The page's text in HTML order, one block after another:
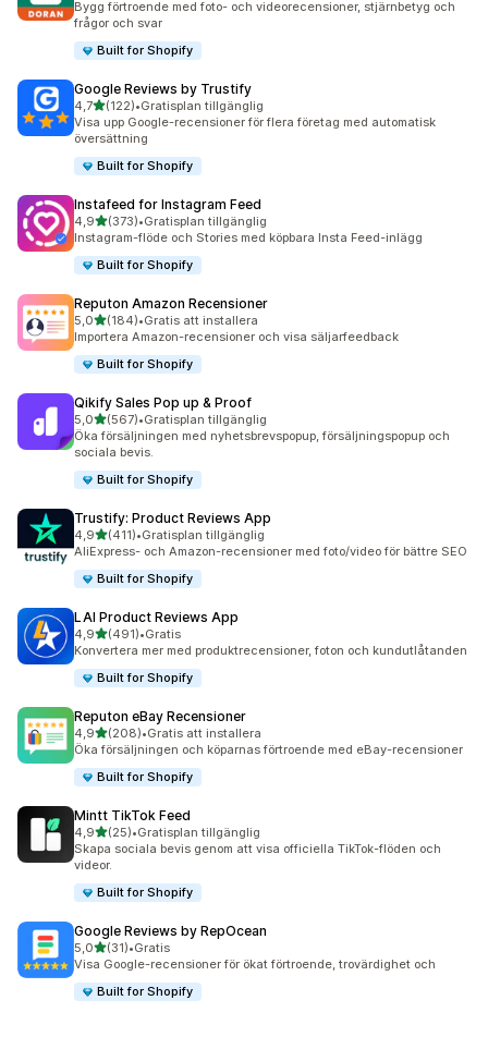
Bygg förtroende med foto- och videorecensioner, stjärnbetyg och
frågor och svar
Built for Shopify
Google Reviews by Trustify
4,7av 5 stjärnor
(122)
122 recensioner totalt
•Gratisplan tillgänglig
Visa upp Google-recensioner för flera företag med automatisk
översättning
Built for Shopify
Instafeed for Instagram Feed
4,9av 5 stjärnor
(373)
373 recensioner totalt
•Gratisplan tillgänglig
Instagram-flöde och Stories med köpbara Insta Feed-inlägg
Built for Shopify
Reputon Amazon Recensioner
5,0av 5 stjärnor
(184)
184 recensioner totalt
•Gratis att installera
Importera Amazon-recensioner och visa säljarfeedback
Built for Shopify
Qikify Sales Pop up & Proof
5,0av 5 stjärnor
(567)
567 recensioner totalt
•Gratisplan tillgänglig
Öka försäljningen med nyhetsbrevspopup, försäljningspopup och
sociala bevis.
Built for Shopify
Trustify: Product Reviews App
4,9av 5 stjärnor
(411)
411 recensioner totalt
•Gratisplan tillgänglig
AliExpress- och Amazon-recensioner med foto/video för bättre SEO
Built for Shopify
LAI Product Reviews App
4,9av 5 stjärnor
(491)
491 recensioner totalt
•Gratis
Konvertera mer med produktrecensioner, foton och kundutlåtanden
Built for Shopify
Reputon eBay Recensioner
4,9av 5 stjärnor
(208)
208 recensioner totalt
•Gratis att installera
Öka försäljningen och köparnas förtroende med eBay-recensioner
Built for Shopify
Mintt TikTok Feed
4,9av 5 stjärnor
(25)
25 recensioner totalt
•Gratisplan tillgänglig
Skapa sociala bevis genom att visa officiella TikTok-flöden och
videor.
Built for Shopify
Google Reviews by RepOcean
5,0av 5 stjärnor
(31)
31 recensioner totalt
•Gratis
Visa Google-recensioner för ökat förtroende, trovärdighet och
Built for Shopify